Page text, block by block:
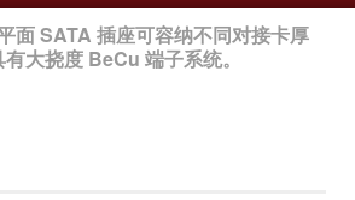
面 SATA 插座可容纳不同对接卡厚
大挠度 BeCu 端子系统。